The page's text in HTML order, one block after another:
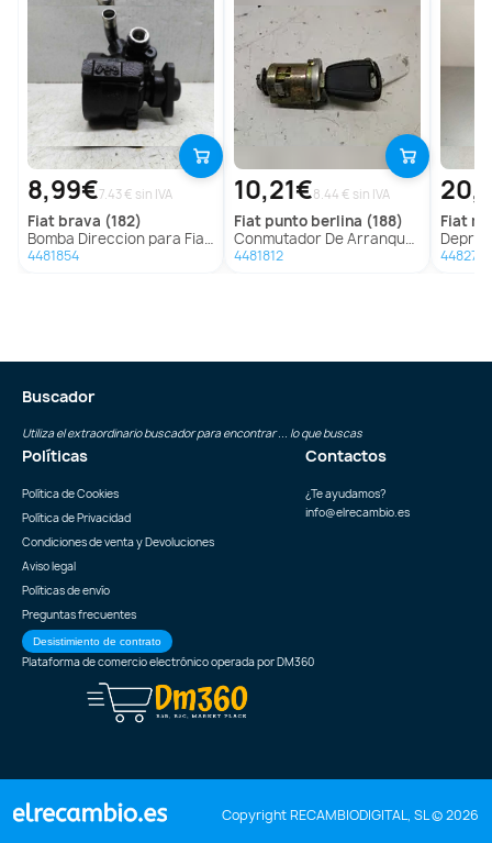
8,99€7.43 € sin IVA
fiat brava (182)
Bomba Direccion para Fiat Brava (182)
4481854
10,21€8.44 € sin IVA
fiat punto berlina (188)
Conmutador De Arranque Para Fiat Punto Berlina
4481812
fiat
Depresor
4482776
Buscador
Utiliza el extraordinario buscador para encontrar ... lo que buscas
Políticas
Política de Cookies
Política de Privacidad
Condiciones de venta y Devoluciones
Aviso legal
Políticas de envío
Preguntas frecuentes
Desistimiento de contrato
Contactos
¿Te ayudamos?
info@elrecambio.es
Plataforma de comercio electrónico operada porDM360
Copyright RECAMBIODIGITAL, SL © 2026